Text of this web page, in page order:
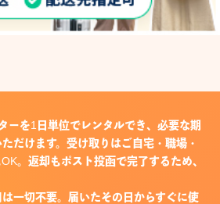
ーを1日単位でレンタルでき、必要な期
だけます。受け取りはご自宅・職場・
。返却もポスト投函で完了するため、
一切不要。届いたその日からすぐに使